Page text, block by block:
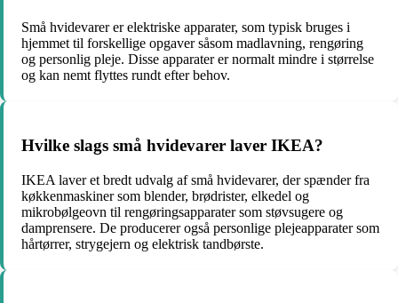
Små hvidevarer er elektriske apparater, som typisk bruges i
hjemmet til forskellige opgaver såsom madlavning, rengøring
og personlig pleje. Disse apparater er normalt mindre i størrelse
og kan nemt flyttes rundt efter behov.
Hvilke slags små hvidevarer laver IKEA?
IKEA laver et bredt udvalg af små hvidevarer, der spænder fra
køkkenmaskiner som blender, brødrister, elkedel og
mikrobølgeovn til rengøringsapparater som støvsugere og
damprensere. De producerer også personlige plejeapparater som
hårtørrer, strygejern og elektrisk tandbørste.